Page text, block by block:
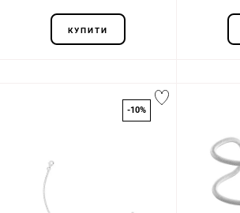
КУПИТИ
-10%